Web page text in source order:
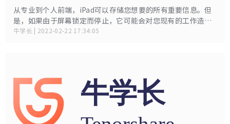
从专业到个人前端，iPad可以存储您想要的所有重要信息。但
是，如果由于屏幕锁定而停止，它可能会对您现有的工作造成
一个完整的停顿。那怎么能解锁屏幕锁定的iPad？好吧，我们
牛学长 | 2022-02-22 17:34:05